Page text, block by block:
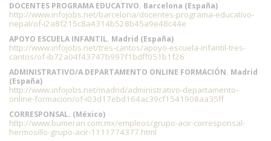
DOCENTES PROGRAMA EDUCATIVO. Barcelona (España)
http://www.infojobs.net/barcelona/docentes-programa-educativo-
nepal/of-i2a8f215c8a4314b528b45a9e48c44e
APOYO ESCUELA INFANTIL. Madrid (España)
http://www.infojobs.net/tres-cantos/apoyo-escuela-infantil-tres-
cantos/of-ib72a04f43747b997f1bdff051b1f26
ADMINISTRATIVO/A DEPARTAMENTO ONLINE FORMACIÓN. Madrid
(España)
http://www.infojobs.net/madrid/administrativo-departamento-
online-formacion/of-i03d17ebd164ac39cf1541908aa35ff
CORRESPONSAL. (México)
http://www.bumeran.com.mx/empleos/grupo-acir-corresponsal-
hermosillo-grupo-acir-1111774377.html